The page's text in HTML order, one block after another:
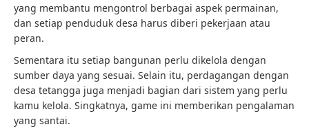
yang membantu mengontrol berbagai aspek permainan,
dan setiap penduduk desa harus diberi pekerjaan atau
peran.
Sementara itu setiap bangunan perlu dikelola dengan
sumber daya yang sesuai. Selain itu, perdagangan dengan
desa tetangga juga menjadi bagian dari sistem yang perlu
kamu kelola. Singkatnya, game ini memberikan pengalaman
yang santai.